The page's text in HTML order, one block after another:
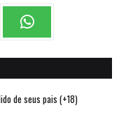
de seus pais (+18)